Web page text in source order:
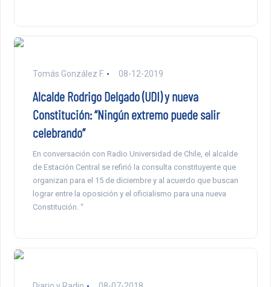
Tomás González F. 08-12-2019
Alcalde Rodrigo Delgado (UDI) y nueva
Constitución: “Ningún extremo puede salir
celebrando”
En conversación con Radio Universidad de Chile, el alcalde
de Estación Central se refirió la consulta constituyente que
organizan para el 15 de diciembre y al acuerdo que buscan
lograr entre la oposición y el oficialismo para una nueva
Constitución. “